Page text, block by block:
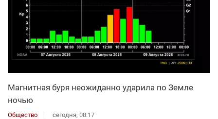
Магнитная буря неожиданно ударила по Земле
ночью
Общество сегодня, 08:17